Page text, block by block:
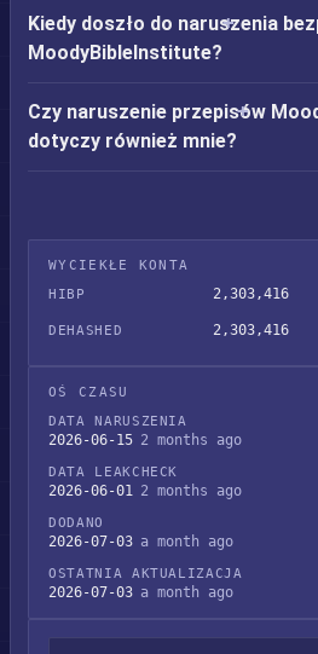
Kiedy doszło do naruszenia
MoodyBibleInstitute?
Czy naruszenie przepisów
dotyczy również mnie?
WYCIEKŁE KONTA
HIBP
2,303,416
DEHASHED 2,303,416
OŚ CZASU
DATA NARUSZENIA
2026-06-15 2 months ago
DATA LEAKCHECK
2026-06-01 2 months ago
DODANO
2026-07-03 a month ago
OSTATNIA AKTUALIZACJA
2026-07-03 a month ago